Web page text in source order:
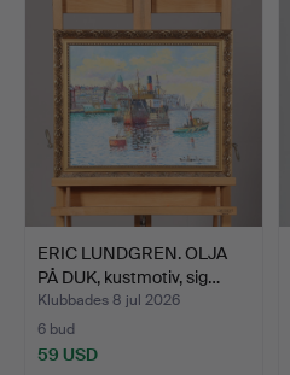
ERIC LUNDGREN. OLJA
PÅ DUK, kustmotiv, sig…
Klubbades 8 jul 2026
6 bud
59 USD